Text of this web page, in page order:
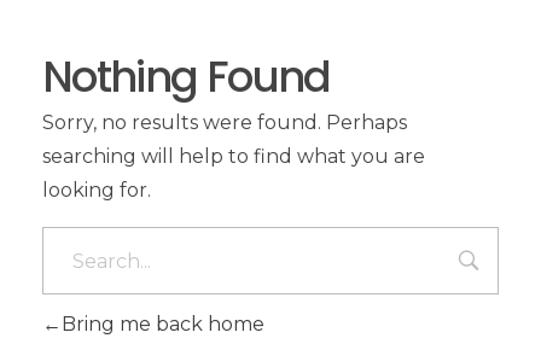
Nothing Found
Sorry, no results were found. Perhaps
searching will help to find what you are
looking for.
Bring me back home